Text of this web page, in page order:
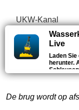
UKW-Kanal
18
De brug wordt op
Live
Laden
herunter.